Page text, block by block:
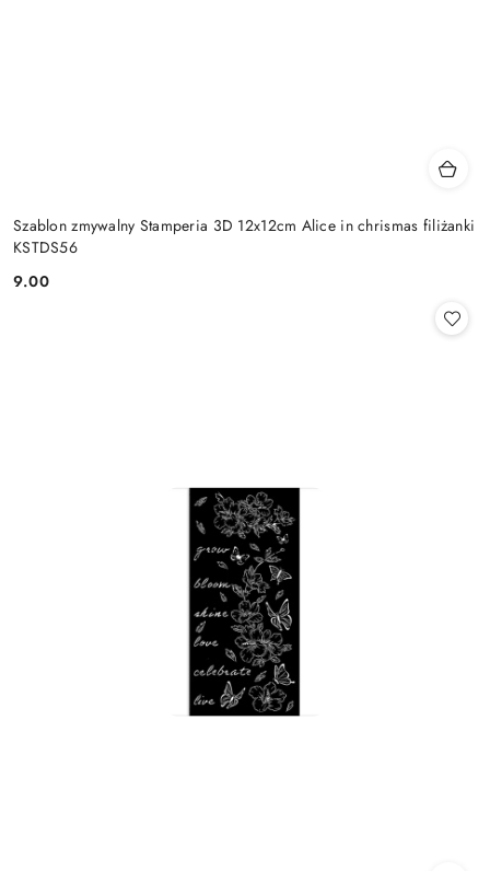
Szablon zmywalny Stamperia 3D 12x12cm Alice in chrismas filiżanki
KSTDS56
Cena:
9.00